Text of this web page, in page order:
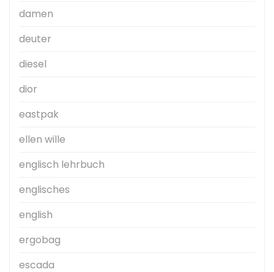
damen
deuter
diesel
dior
eastpak
ellen wille
englisch lehrbuch
englisches
english
ergobag
escada